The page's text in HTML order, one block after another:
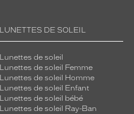
LUNETTES DE SOLEIL
Lunettes de soleil
Lunettes de soleil Femme
Lunettes de soleil Homme
Lunettes de soleil Enfant
Lunettes de soleil bébé
Lunettes de soleil Ray-Ban